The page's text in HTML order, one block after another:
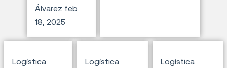
Álvarez feb
18, 2025
Logística Logística Logística